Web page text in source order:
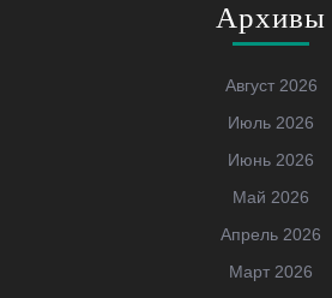
Архивы
Август 2026
Июль 2026
Июнь 2026
Май 2026
Апрель 2026
Март 2026